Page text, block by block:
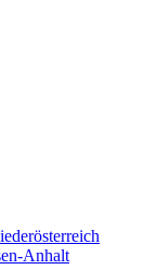
Anhalt